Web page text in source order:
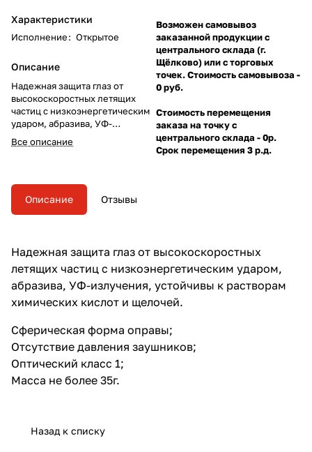
Характеристики
Исполнение: Открытое
Описание
Надежная защита глаз от
высокоскоростных летящих
частиц с низкоэнергетическим
ударом, абразива, УФ-
излучения, устойчивы к
растворам химических кислот и
Все описание
Возможен самовывоз
заказанной продукции с
центрального склада (г.
Щёлково) или с торговых
точек. Стоимость самовывоза -
0 руб.
Стоимость перемещения
заказа на точку с
центрального склада - 0р.
Срок перемещения 3 р.д.
Описание Отзывы
Надежная защита глаз от высокоскоростных
летящих частиц с низкоэнергетическим ударом,
абразива, УФ-излучения, устойчивы к растворам
химических кислот и щелочей.
Сферическая форма оправы;
Отсутствие давления заушников;
Оптический класс 1;
Масса не более 35г.
Назад к списку